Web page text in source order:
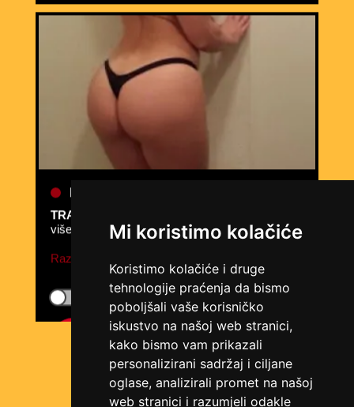
Mi koristimo kolačiće
Koristimo kolačiće i druge
tehnologije praćenja da bismo
poboljšali vaše korisničko
iskustvo na našoj web stranici,
kako bismo vam prikazali
personalizirani sadržaj i ciljane
oglase, analizirali promet na našoj
web stranici i razumjeli odakle
više
Klikni ovdje za obavijest kada budem slobodna
Broj: 0906/230-232